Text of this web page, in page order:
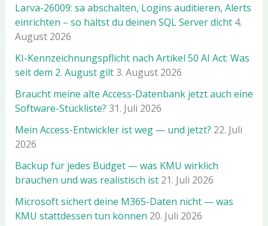
Larva-26009: sa abschalten, Logins auditieren, Alerts
einrichten – so hältst du deinen SQL Server dicht 4.
August 2026
KI-Kennzeichnungspflicht nach Artikel 50 AI Act: Was
seit dem 2. August gilt3. August 2026
Braucht meine alte Access-Datenbank jetzt auch eine
Software-Stückliste? 31. Juli 2026
Mein Access-Entwickler ist weg — und jetzt? 22. Juli
2026
Backup für jedes Budget — was KMU wirklich
brauchen und was realistisch ist 21. Juli 2026
Microsoft sichert deine M365-Daten nicht — was
KMU stattdessen tun können 20. Juli 2026